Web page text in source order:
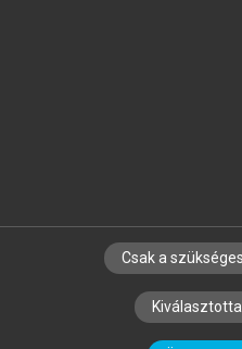
SZERZŐKNEK
SZERKESZTÉSI ÉS
Csak a